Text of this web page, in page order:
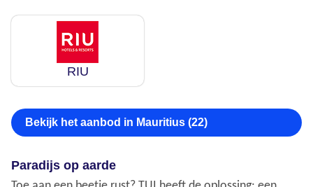
RIU
Bekijk het aanbod in Mauritius (22)
Paradijs op aarde